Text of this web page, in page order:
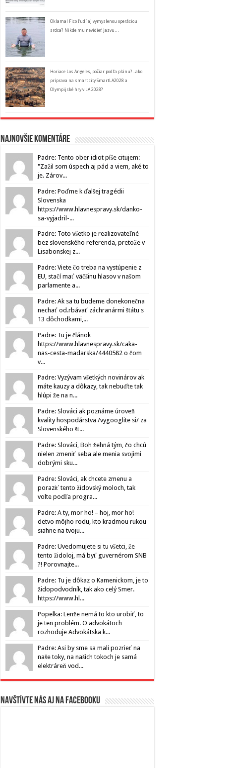
Oklamal Fico ľudí aj vymyslenou operáciou
srdca? Nikde mu nevidieť jazvu…
Horiace Los Angeles, požiar podľa plánu? ..ako
príprava na smart city SmartLA2028 a
Olympijské hry v LA 2028?
Najnovšie komentáre
Padre: Tento ober idiot píše citujem:
"Zažil som úspech aj pád a viem, aké to
je. Zárov...
Padre: Poďme k ďalšej tragédii
Slovenska
https://www.hlavnespravy.sk/danko-
sa-vyjadril-...
Padre: Toto všetko je realizovateľné
bez slovenského referenda, pretože v
Lisabonskej z...
Padre: Viete čo treba na vystúpenie z
EU, stačí mať väčšinu hlasov v našom
parlamente a...
Padre: Ak sa tu budeme donekonečna
nechať od.rbávať záchranármi štátu s
13 dôchodkami,...
Padre: Tu je článok
https://www.hlavnespravy.sk/caka-
nas-cesta-madarska/4440582 o čom
v...
Padre: Vyzývam všetkých novinárov ak
máte kauzy a dôkazy, tak nebuďte tak
hlúpi že na n...
Padre: Slováci ak poznáme úroveň
kvality hospodárstva /vygooglite si/ za
Slovenského št...
Padre: Slováci, Boh žehná tým, čo chcú
nielen zmeniť seba ale menia svojimi
dobrými sku...
Padre: Slováci, ak chcete zmenu a
poraziť tento židovský moloch, tak
volte podľa progra...
Padre: A ty, mor ho! – hoj, mor ho!
detvo môjho rodu, kto kradmou rukou
siahne na tvoju...
Padre: Uvedomujete si tu všetci, že
tento židoloj, má byť guvernérom SNB
?! Porovnajte...
Padre: Tu je dôkaz o Kamenickom, je to
židopodvodník, tak ako celý Smer.
https://www.hl...
Popelka: Lenže nemá to kto urobiť, to
je ten problém. O advokátoch
rozhoduje Advokátska k...
Padre: Asi by sme sa mali pozrieť na
naše toky, na našich tokoch je samá
elektráreň vod...
Navštívte nás aj na Facebooku